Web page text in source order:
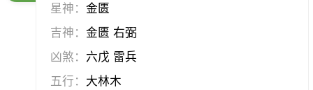
星神：金匮
吉神：金匮 右弼
凶煞： 六戊 雷兵
五行： 大林木